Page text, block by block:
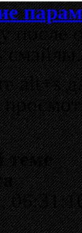
после
смайлы.
alt+s
теме